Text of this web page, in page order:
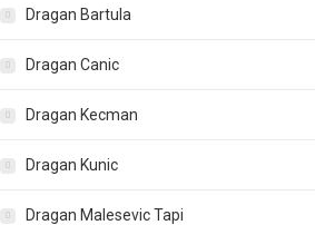
Dragan Bartula
Dragan Canic
Dragan Kecman
Dragan Kunic
Dragan Malesevic Tapi